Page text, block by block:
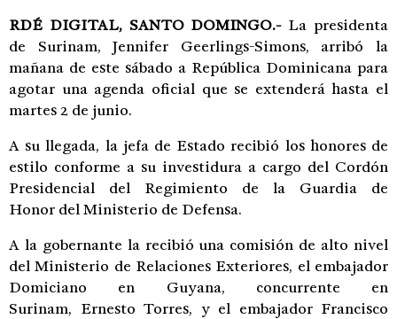
RDÉ DIGITAL,SANTO DOMINGO.- La presidenta
de Surinam, Jennifer Geerlings-Simons, arribó la
mañana de este sábado a República Dominicana para
agotar una agenda oficial que se extenderá hasta el
martes 2 de junio.
A su llegada, la jefa de Estado recibió los honores de
estilo conforme a su investidura a cargo del Cordón
Presidencial del Regimiento de la Guardia de
Honor del Ministerio de Defensa.
A la gobernante la recibió una comisión de alto nivel
del Ministerio de Relaciones Exteriores, el embajador
Domiciano en Guyana, concurrente en
Surinam, Ernesto Torres, y el embajador Francisco